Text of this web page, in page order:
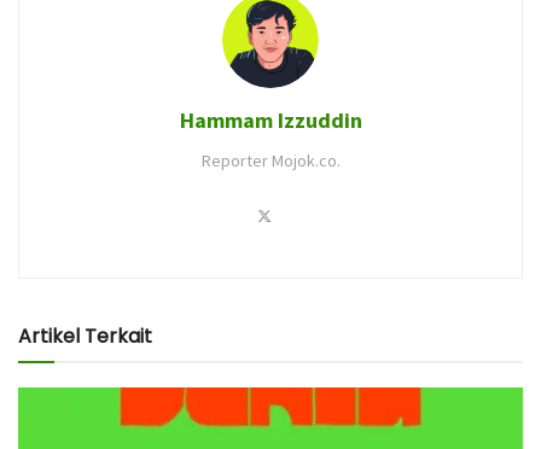
Hammam Izzuddin
Reporter Mojok.co.
Artikel Terkait